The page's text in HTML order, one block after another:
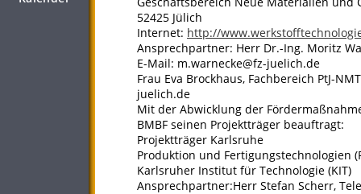
52425 Jülich
Internet: http://
Ansprechpartner: Herr Dr.-Ing. Moritz
E-Mail: m.warnecke@fz-juelich.de
Frau Eva Brockhaus, Fachbereich PtJ-
juelich.de
Mit der Abwicklung der
BMBF seinen Projektträger beauftragt:
Projektträger Karlsruhe
Produktion und Fertigungstechnologien
Karlsruher Institut für Technologie (KIT)
Ansprechpartner:Herr Stefan Scherr,